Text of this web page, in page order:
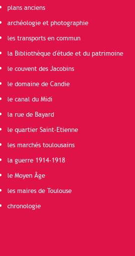
plans anciens
archéologie et photographie
les transports en commun
la Bibliothèque d'étude et du patrimoine
le couvent des Jacobins
le domaine de Candie
le canal du Midi
la rue de Bayard
le quartier Saint-Etienne
les marchés toulousains
la guerre 1914-1918
le Moyen Âge
les maires de Toulouse
chronologie